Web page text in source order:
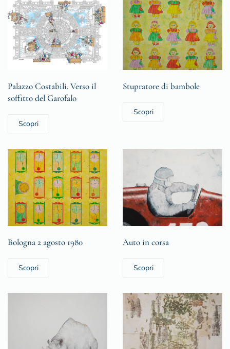
Palazzo Costabili. Verso il
soffitto del Garofalo
Scopri
Stupratore di bambole
Scopri
Bologna 2 agosto 1980
Scopri
Auto in corsa
Scopri